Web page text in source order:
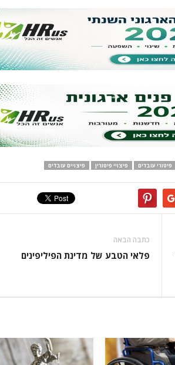
פיטורי עובדים פיצויי פיטורין פיצויים עובדים
כתבה הבאה
פלאי הטבע של מדינת הפיליפינים